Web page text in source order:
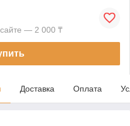
— 2 000 ₸
Доставка Оплата